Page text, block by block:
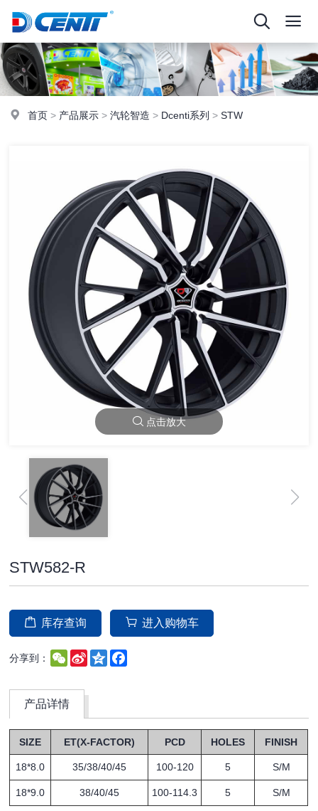
首页 > 产品展示 >汽轮智造 > Dcenti系列 >STW
点击放大
STW582-R
库存查询 进入购物车
分享到： WeChat
Sina
Weibo
Qzone
产品详情
SIZE ET(X-FACTOR) PCD HOLES FINISH
18*8.0 35/38/40/45 100-120 5 S/M
18*9.0 38/40/45 100-114.3 5 S/M